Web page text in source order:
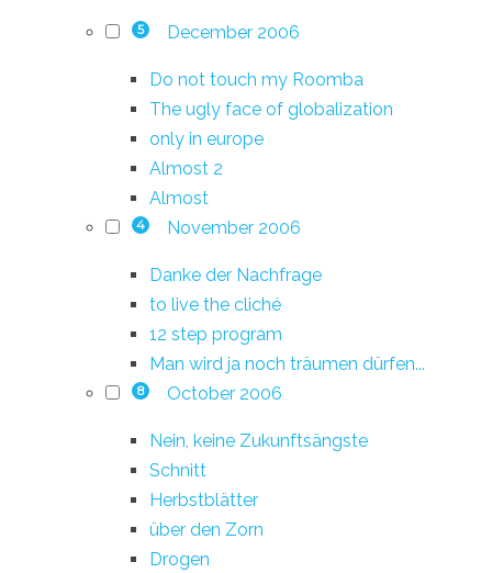
5 December 2006
Do not touch my Roomba
The ugly face of globalization
only in europe
Almost 2
Almost
4 November 2006
Danke der Nachfrage
to live the cliché
12 step program
Man wird ja noch träumen dürfen...
8 October 2006
Nein, keine Zukunftsängste
Schnitt
Herbstblätter
über den Zorn
Drogen